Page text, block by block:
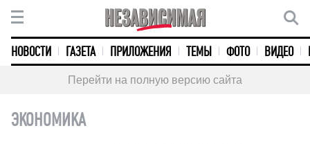
НОВОСТИ ГАЗЕТА ПРИЛОЖЕНИЯ ТЕМЫ ФОТО ВИДЕО
Перейти на полную версию сайта
ЭКОНОМИКА